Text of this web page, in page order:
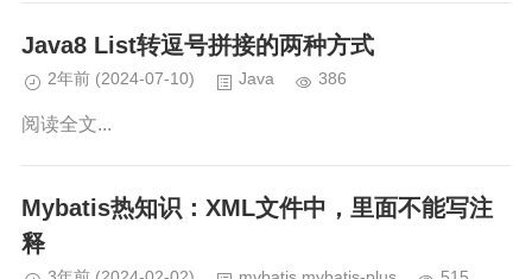
Java8 List转逗号拼接的两种方式
2年前 (2024-07-10) Java 386
阅读全文...
Mybatis热知识：XML文件中，里面不能写注
释